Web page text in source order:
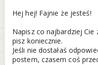
Hej hej! Fajnie że jesteś!
Napisz co najbardziej Cie
pisz koniecznie.
Jeśli nie dostałaś
postem, czasem coś